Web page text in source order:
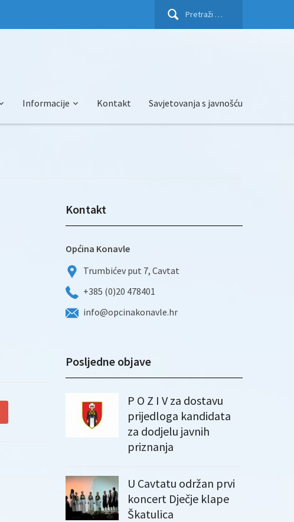
Pretraži:
Informacije Kontakt Savjetovanja s javnošću
Kontakt
Općina Konavle
Trumbićev put 7, Cavtat
+385 (0)20 478401
info@opcinakonavle.hr
Posljedne objave
P O Z I V za dostavu
prijedloga kandidata
za dodjelu javnih
priznanja
U Cavtatu održan prvi
koncert Dječje klape
Škatulica